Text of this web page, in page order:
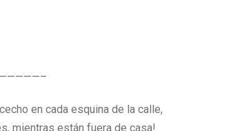
en cada esquina de la calle,
mientras están fuera de casa!